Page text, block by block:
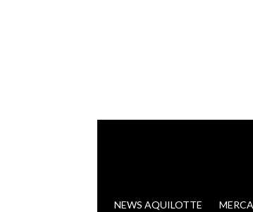
VAI AL CONTENUTO
NEWS AQUILOTTE